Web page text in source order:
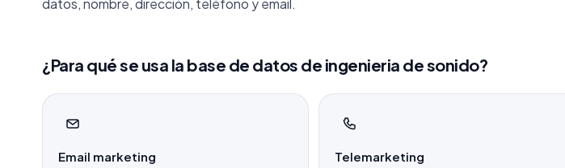
datos, nombre, dirección, teléfono y email.
¿Para qué se usa la base de datos de ingenieria de sonido?
Email marketing Telemarketing